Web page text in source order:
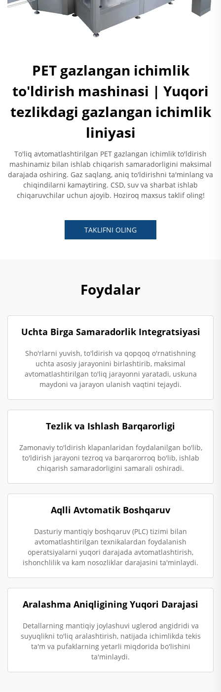
PET gazlangan ichimlik
to'ldirish mashinasi | Yuqori
tezlikdagi gazlangan ichimlik
liniyasi
To'liq avtomatlashtirilgan PET gazlangan ichimlik to'ldirish
mashinamiz bilan ishlab chiqarish samaradorligini maksimal
darajada oshiring. Gaz saqlang, aniq to'ldirishni ta'minlang va
chiqindilarni kamaytiring. CSD, suv va sharbat ishlab
chiqaruvchilar uchun ajoyib. Hoziroq maxsus taklif oling!
TAKLIFNI OLING
Foydalar
Uchta Birga Samaradorlik Integratsiyasi
Sho'rlarni yuvish, to'ldirish va qopqoq o'rnatishning
uchta asosiy jarayonini birlashtirib, maksimal
avtomatlashtirilgan to'liq jarayonni yaratadi, uskuna
maydoni va jarayon ulanish vaqtini tejaydi.
Tezlik va Ishlash Barqarorligi
Zamonaviy to'ldirish klapanlaridan foydalanilgan bo'lib,
to'ldirish jarayoni tezroq va barqarorroq bo'lib, ishlab
chiqarish samaradorligini samarali oshiradi.
Aqlli Avtomatik Boshqaruv
Dasturiy mantiqiy boshqaruv (PLC) tizimi bilan
avtomatlashtirilgan texnikalardan foydalanish
operatsiyalarni yuqori darajada avtomatlashtirish,
ishonchlilik va kam nosozliklar darajasini ta'minlaydi.
Aralashma Aniqligining Yuqori Darajasi
Detallarning mantiqiy joylashuvi uglerod angidridi va
suyuqlikni to'liq aralashtirish, natijada ichimlikda tekis
ta'm va pufaklarning yetarli miqdorida bo'lishini
ta'minlaydi.